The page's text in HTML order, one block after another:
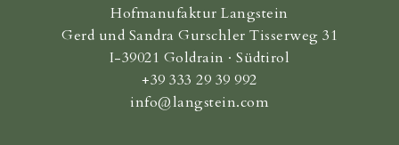
Hofmanufaktur Langstein
Gerd und Sandra Gurschler Tisserweg 31
I-39021 Goldrain · Südtirol
+39 333 29 39 992
info@langstein.com